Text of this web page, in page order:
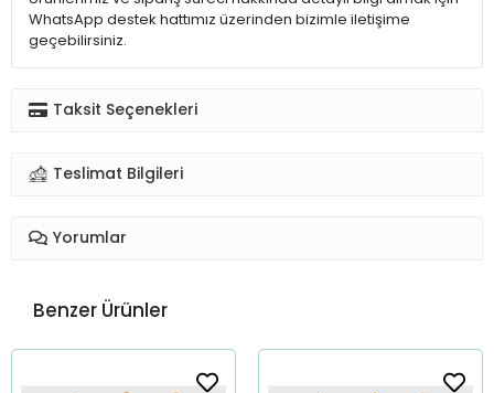
WhatsApp destek hattımız üzerinden bizimle iletişime
geçebilirsiniz.
Taksit Seçenekleri
Teslimat Bilgileri
Yorumlar
Benzer Ürünler